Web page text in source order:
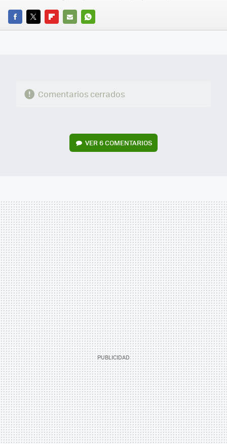
FACEBOOK
TWITTERFLIPBOARD
E-
WHATSAPP
Comentarios cerrados
VER6 COMENTARIOS